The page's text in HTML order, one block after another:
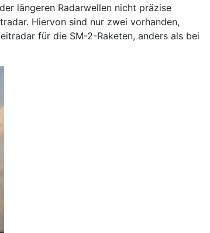
längeren Radarwellen nicht präzise
Hiervon sind nur zwei vorhanden,
für die SM-2-Raketen, anders als bei